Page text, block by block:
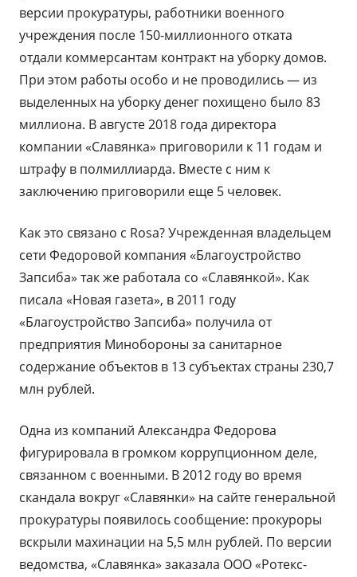
версии прокуратуры, работники военного
учреждения после 150-миллионного отката
отдали коммерсантам контракт на уборку домов.
При этом работы особо и не проводились — из
выделенных на уборку денег похищено было 83
миллиона. В августе 2018 года директора
компании «Славянка» приговорили к 11 годам и
штрафу в полмиллиарда. Вместе с ним к
заключению приговорили еще 5 человек.
Как это связано с Rosa? Учрежденная владельцем
сети Федоровой компания «Благоустройство
Запсиба» так же работала со «Славянкой». Как
писала «Новая газета», в 2011 году
«Благоустройство Запсиба» получила от
предприятия Минобороны за санитарное
содержание объектов в 13 субъектах страны 230,7
млн рублей.
Одна из компаний Александра Федорова
фигурировала в громком коррупционном деле,
связанном с военными. В 2012 году во время
скандала вокруг «Славянки» на сайте генеральной
прокуратуры появилось сообщение: прокуроры
вскрыли махинации на 5,5 млн рублей. По версии
ведомства, «Славянка» заказала ООО «Ротекс-